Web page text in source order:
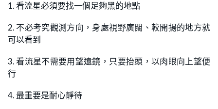
1. 看流星必須要找一個足夠黑的地點
2. 不必考究觀測方向，身處視野廣闊、較開揚的地方就
可以看到
3. 看流星不需要用望遠鏡，只要抬頭，以肉眼向上望便
行
4. 最重要是耐心靜待